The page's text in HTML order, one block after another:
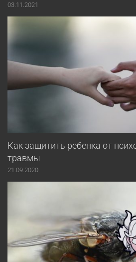
03.11.2021
Как защитить ребенка от
травмы
21.09.2020